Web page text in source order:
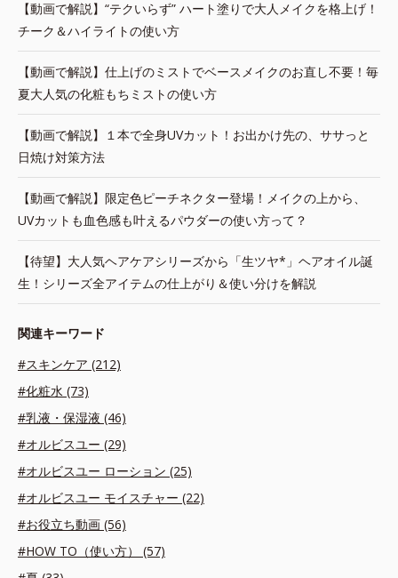
【動画で解説】“テクいらず” ハート塗りで大人メイクを格上げ！
チーク＆ハイライトの使い方
【動画で解説】仕上げのミストでベースメイクのお直し不要！毎
夏大人気の化粧もちミストの使い方
【動画で解説】１本で全身UVカット！お出かけ先の、ササっと
日焼け対策方法
【動画で解説】限定色ピーチネクター登場！メイクの上から、
UVカットも血色感も叶えるパウダーの使い方って？
【待望】大人気ヘアケアシリーズから「生ツヤ*」ヘアオイル誕
生！シリーズ全アイテムの仕上がり＆使い分けを解説
関連キーワード
#スキンケア (212)
#化粧水 (73)
#乳液・保湿液 (46)
#オルビスユー (29)
#オルビスユー ローション (25)
#オルビスユー モイスチャー (22)
#お役立ち動画 (56)
#HOW TO（使い方） (57)